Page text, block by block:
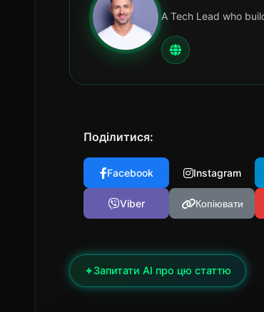
A Tech Lead who
Поділитися:
Facebook Instagram
Viber Копіювати
✦Запитати AI про цю статтю